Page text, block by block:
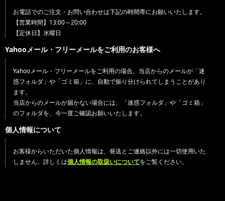
お電話でのご注文・お問い合わせは下記の時間帯にお願いいたします。
【営業時間】13:00～20:00
【定休日】水曜日
Yahooメール・フリーメールをご利用のお客様へ
Yahooメール・フリーメールをご利用の場合、当店からのメールが「迷
惑フォルダ」や「ゴミ箱」に、自動で振り分けられてしまうことがあり
ます。
当店からのメールが届かない場合には、「迷惑フォルダ」や「ゴミ箱」
のフォルダを、今一度ご確認お願いいたします。
個人情報について
お客様からいただいた個人情報は、発送とご連絡以外には一切使用いた
しません。詳しくは個人情報の取扱いについてをご覧ください。